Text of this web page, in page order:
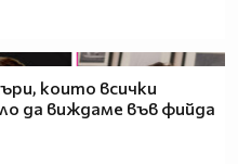
които всички
да виждаме във фийда